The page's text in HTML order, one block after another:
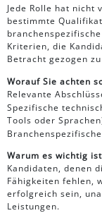
Jede Rolle hat nicht
bestimmte
Kriterien, die
Betracht gezogen
Worauf Sie achten
Relevante
Spezifische
Tools oder
Warum es wichtig
Kandidaten, denen
Fähigkeiten fehlen,
erfolgreich sein,
Leistungen.